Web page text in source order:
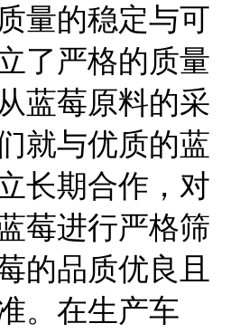
量的稳定与可
了严格的质量
蓝莓原料的采
就与优质的蓝
长期合作，对
莓进行严格筛
的品质优良且
。在生产车